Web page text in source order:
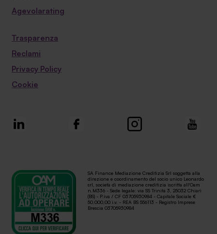
Agevolarating
Trasparenza
Reclami
Privacy Policy
Cookie
SA Finance Mediazione Creditizia Srl soggetta alla
direzione e coordinamento del socio unico Leonardo
srl, società di mediazione creditizia iscritta all'Oam
n.M336 - Sede legale: via SS Trinità 3, 25032 Chiari
(BS) - P.iva / CF 03705930984 - Capitale Sociale €
50.000,00 i.v. - REA BS 556113 - Registro Imprese
Brescia 03705930984